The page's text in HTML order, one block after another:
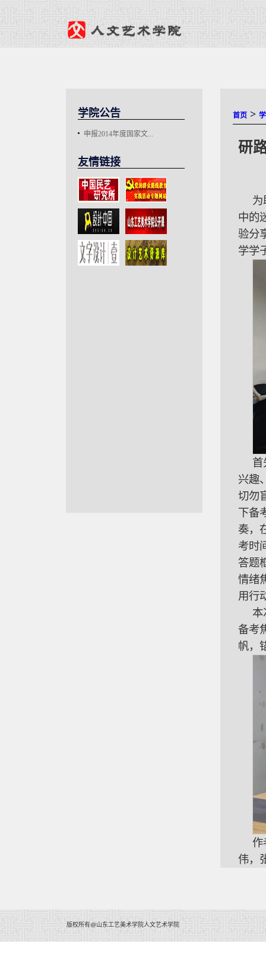
学院公告
申报2014年度国家文...
友情链接
首页 >
研
为
中的
验分
学学
首
兴趣
切勿
下
奏，
考时
答题
情绪
用行
本
备考
帆，
作
伟，
版权所有@山东工艺美术学院人文艺术学院